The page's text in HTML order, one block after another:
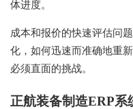
体进度。
成本和报价的快速评估问
化，如何迅速而准确地重
必须直面的挑战。
正航装备制造ERP系